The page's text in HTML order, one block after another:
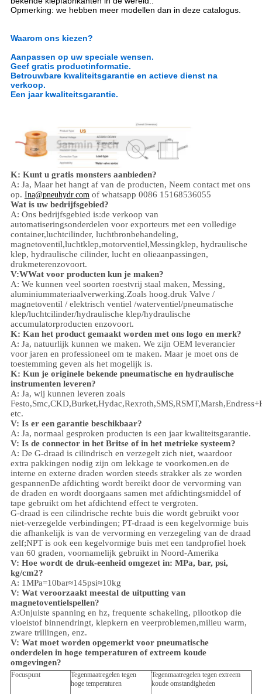
Opmerking: we hebben meer modellen dan in deze catalogus.
Waarom ons kiezen?
Aanpassen op uw speciale wensen.
Geef gratis productinformatie.
Betrouwbare kwaliteitsgarantie en actieve dienst na
verkoop.
Een jaar kwaliteitsgarantie.
K: Kunt u gratis monsters aanbieden?
A: Ja, Maar het hangt af van de producten, Neem contact met ons
op. Ina@pneuhydr.com of whatsapp 0086 15168536055
Wat is uw bedrijfsgebied?
A: Ons bedrijfsgebied is:de verkoop van
automatiseringsonderdelen voor exporteurs met een volledige
container,luchtcilinder, luchtbronbehandeling,
magnetoventil,luchtklep,motorventiel,Messingklep, hydraulische
klep, hydraulische cilinder, lucht en olieaanpassingen,
drukmeterenzovoort.
V:WWat voor producten kun je maken?
A: We kunnen veel soorten roestvrij staal maken, Messing,
aluminiummateriaalverwerking.Zoals hoog.druk Valve /
magnetoventil / elektrisch ventiel /waterventiel/pneumatische
klep/luchtcilinder/hydraulische klep/hydraulische
accumulatorproducten enzovoort.
K: Kan het product gemaakt worden met ons logo en merk?
A: Ja, natuurlijk kunnen we maken. We zijn OEM leverancier
voor jaren en professioneel om te maken. Maar je moet ons de
toestemming geven als het mogelijk is.
K: Kun je originele bekende pneumatische en hydraulische
instrumenten leveren?
A: Ja, wij kunnen leveren zoals
etc.
V: Is er een garantie beschikbaar?
A: Ja, normaal gesproken producten is een jaar kwaliteitsgarantie.
V: Is de connector in het Britse of in het metrieke systeem?
A: De G-draad is cilindrisch en verzegelt zich niet, waardoor
extra pakkingen nodig zijn om lekkage te voorkomen.en de
interne en externe draden worden steeds strakker als ze worden
gespannenDe afdichting wordt bereikt door de vervorming van
de draden en wordt doorgaans samen met afdichtingsmiddel of
tape gebruikt om het afdichtend effect te vergroten.
G-draad is een cilindrische rechte buis die wordt gebruikt voor
niet-verzegelde verbindingen; PT-draad is een kegelvormige buis
die afhankelijk is van de vervorming en verzegeling van de draad
zelf;NPT is ook een kegelvormige buis met een tandprofiel hoek
van 60 graden, voornamelijk gebruikt in Noord-Amerika
V: Hoe wordt de druk-eenheid omgezet in: MPa, bar, psi,
kg/cm2?
A: 1MPa=10bar≈145psi≈10kg
V: Wat veroorzaakt meestal de uitputting van
magnetoventielspellen?
A:Onjuiste spanning en hz, frequente schakeling, pilootkop die
vloeistof binnendringt, klepkern en veerproblemen,milieu warm,
zware trillingen, enz.
V: Wat moet worden opgemerkt voor pneumatische
onderdelen in hoge temperaturen of extreem koude
omgevingen?
Focuspunt
Tegenmaatregelen tegen
hoge temperaturen
Tegenmaatregelen tegen extreem
koude omstandigheden